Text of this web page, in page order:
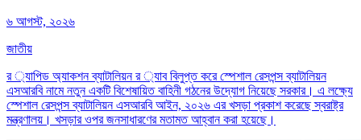
৬ আগস্ট, ২০২৬
জাতীয়
র ্যাপিড অ্যাকশন ব্যাটালিয়ন র ্যাব বিলুপ্ত করে স্পেশাল রেসপন্স ব্যাটালিয়ন
এসআরবি নামে নতুন একটি বিশেষায়িত বাহিনী গঠনের উদ্যোগ নিয়েছে সরকার। এ লক্ষ্যে
স্পেশাল রেসপন্স ব্যাটালিয়ন এসআরবি আইন, ২০২৬ এর খসড়া প্রকাশ করেছে স্বরাষ্ট্র
মন্ত্রণালয়। খসড়ার ওপর জনসাধারণের মতামত আহ্বান করা হয়েছে।